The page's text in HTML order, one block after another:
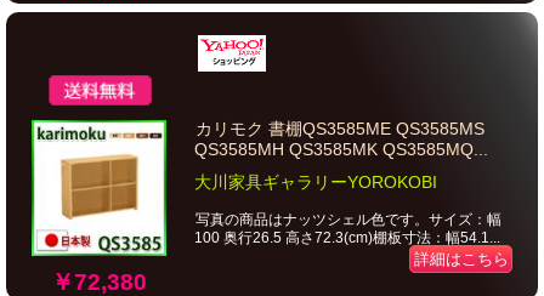
￥72,380
カリモク 書棚QS3585ME QS3585MS
QS3585MH QS3585MK QS3585MQ...
大川家具ギャラリーYOROKOBI
写真の商品はナッツシェル色です。サイズ：幅
100 奥行26.5 高さ72.3(cm)棚板寸法：幅54.1...
詳細はこちら